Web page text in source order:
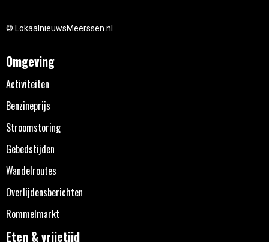
© LokaalnieuwsMeerssen.nl
Omgeving
Activiteiten
Benzineprijs
Stroomstoring
Gebedstijden
Wandelroutes
Overlijdensberichten
Rommelmarkt
Eten & vrijetijd